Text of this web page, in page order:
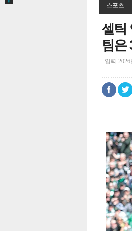
로그
많이 본 뉴스
스포츠
셀틱
팀은
입력 2026